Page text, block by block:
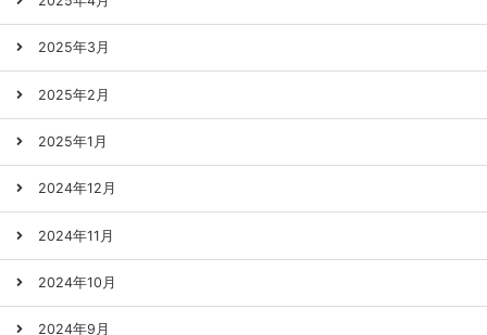
2025年3月
2025年2月
2025年1月
2024年12月
2024年11月
2024年10月
2024年9月